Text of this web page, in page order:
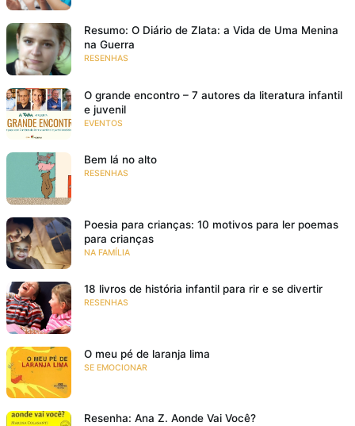
Resumo: O Diário de Zlata: a Vida de Uma Menina
na Guerra
RESENHAS
O grande encontro – 7 autores da literatura infantil
e juvenil
EVENTOS
Bem lá no alto
RESENHAS
Poesia para crianças: 10 motivos para ler poemas
para crianças
NA FAMÍLIA
18 livros de história infantil para rir e se divertir
RESENHAS
O meu pé de laranja lima
SE EMOCIONAR
Resenha: Ana Z. Aonde Vai Você?